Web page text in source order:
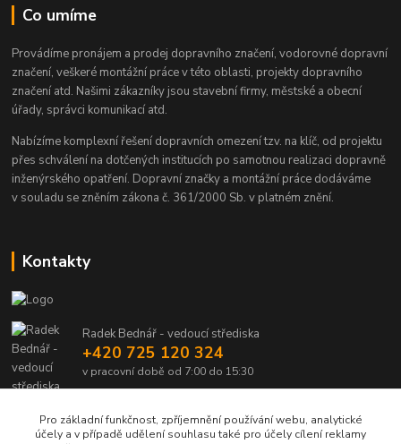
Co umíme
Provádíme pronájem a prodej dopravního značení, vodorovné dopravní
značení, veškeré montážní práce v této oblasti, projekty dopravního
značení atd. Našimi zákazníky jsou stavební firmy, městské a obecní
úřady, správci komunikací atd.
Nabízíme komplexní řešení dopravních omezení tzv. na klíč, od projektu
přes schválení na dotčených institucích po samotnou realizaci dopravně
inženýrského opatření. Dopravní značky a montážní práce dodáváme
v souladu se zněním zákona č. 361/2000 Sb. v platném znění.
Kontakty
Radek Bednář - vedoucí střediska
+420 725 120 324
v pracovní době od 7:00 do 15:30
Pro základní funkčnost, zpříjemnění používání webu, analytické
účely a v případě udělení souhlasu také pro účely cílení reklamy